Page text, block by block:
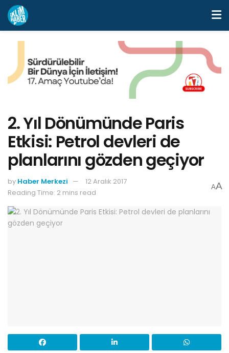
2. Yıl Dönümünde Paris
Etkisi: Petrol devleri de
planlarını gözden geçiyor
by Haber Merkezi
12 Aralık 2017
Reading Time: 2 mins read
AA